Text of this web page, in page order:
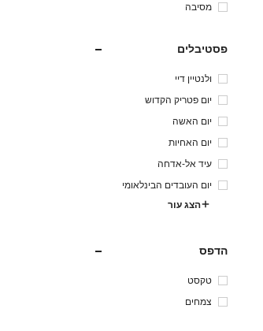
מסיבה
פסטיבלים
ולנטיין דיי
יום פטריק הקדוש
יום האשה
יום האחיות
עיד אל-אדחה
יום העובדים הבינלאומי
הצג עור
הדפס
טקסט
צמחים